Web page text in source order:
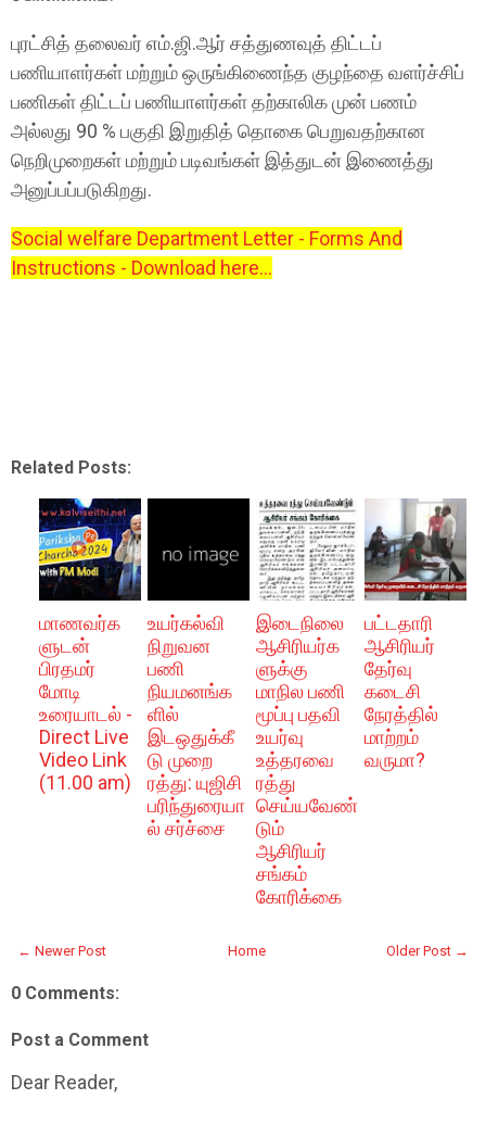
புரட்சித் தலைவர் எம்.ஜி.ஆர் சத்துணவுத் திட்டப்
பணியாளர்கள் மற்றும் ஒருங்கிணைந்த குழந்தை வளர்ச்சிப்
பணிகள் திட்டப் பணியாளர்கள் தற்காலிக முன் பணம்
அல்லது 90 % பகுதி இறுதித் தொகை பெறுவதற்கான
நெறிமுறைகள் மற்றும் படிவங்கள் இத்துடன் இணைத்து
அனுப்பப்படுகிறது.
Social welfare Department Letter - Forms And
Instructions - Download here...
Related Posts:
மாணவர்க
ளுடன்
பிரதமர்
மோடி
உரையாடல் -
Direct Live
Video Link
(11.00 am)
உயர்கல்வி
நிறுவன
பணி
நியமனங்க
ளில்
இடஒதுக்கீ
டு முறை
ரத்து: யுஜிசி
பரிந்துரையா
ல் சர்ச்சை
இடைநிலை
ஆசிரியர்க
ளுக்கு
மாநில பணி
மூப்பு பதவி
உயர்வு
உத்தரவை
ரத்து
செய்யவேண்
டும்
ஆசிரியர்
சங்கம்
கோரிக்கை
பட்டதாரி
ஆசிரியர்
தேர்வு
கடைசி
நேரத்தில்
மாற்றம்
வருமா?
← Newer Post Older Post →
Home
0 Comments:
Post a Comment
Dear Reader,